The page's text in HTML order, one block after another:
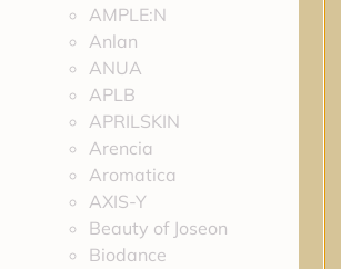
AMPLE:N
Anlan
ANUA
APLB
APRILSKIN
Arencia
Aromatica
AXIS-Y
Beauty of Joseon
Biodance